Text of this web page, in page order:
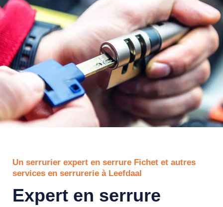
Un serrurier expert en serrure Fichet et autres
services en serrurerie à Leefdaal
Expert en serrure